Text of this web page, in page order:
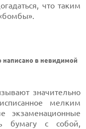
что таким
написано в невидимой
значительно
мелким
экзаменационные
бумагу с собой,